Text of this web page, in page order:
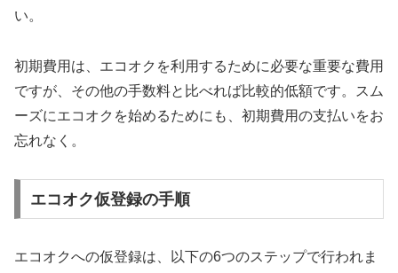
い。
初期費用は、エコオクを利用するために必要な重要な費用
ですが、その他の手数料と比べれば比較的低額です。スム
ーズにエコオクを始めるためにも、初期費用の支払いをお
忘れなく。
エコオク仮登録の手順
エコオクへの仮登録は、以下の6つのステップで行われま